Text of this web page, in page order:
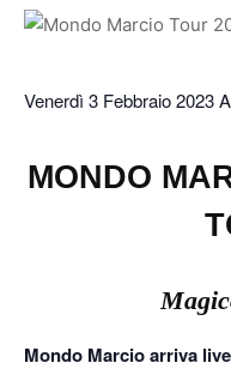
Venerdì 3 Febbraio 2023
MONDO
Mondo Marcio arriva